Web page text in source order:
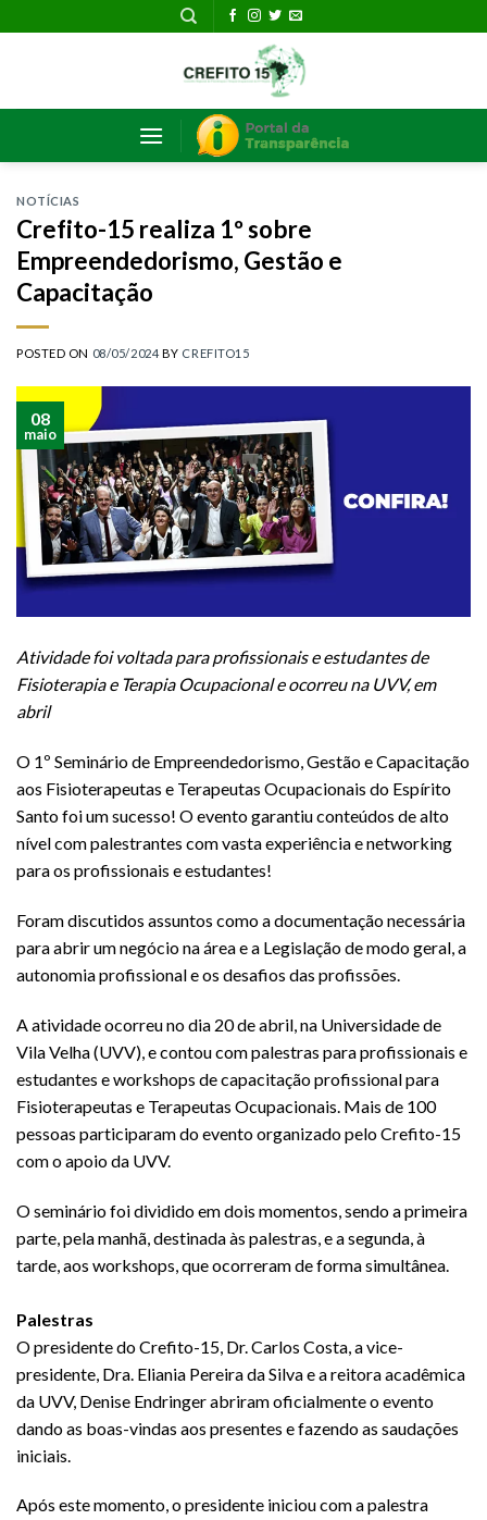
NOTÍCIAS
Crefito-15 realiza 1º sobre
Empreendedorismo, Gestão e
Capacitação
POSTED ON 08/05/2024 BY CREFITO15
08
maio
Atividade foi voltada para profissionais e estudantes de
Fisioterapia e Terapia Ocupacional e ocorreu na UVV, em
abril
O 1º Seminário de Empreendedorismo, Gestão e Capacitação
aos Fisioterapeutas e Terapeutas Ocupacionais do Espírito
Santo foi um sucesso! O evento garantiu conteúdos de alto
nível com palestrantes com vasta experiência e networking
para os profissionais e estudantes!
Foram discutidos assuntos como a documentação necessária
para abrir um negócio na área e a Legislação de modo geral, a
autonomia profissional e os desafios das profissões.
A atividade ocorreu no dia 20 de abril, na Universidade de
Vila Velha (UVV), e contou com palestras para profissionais e
estudantes e workshops de capacitação profissional para
Fisioterapeutas e Terapeutas Ocupacionais. Mais de 100
pessoas participaram do evento organizado pelo Crefito-15
com o apoio da UVV.
O seminário foi dividido em dois momentos, sendo a primeira
parte, pela manhã, destinada às palestras, e a segunda, à
tarde, aos workshops, que ocorreram de forma simultânea.
Palestras
O presidente do Crefito-15, Dr. Carlos Costa, a vice-
presidente, Dra. Eliania Pereira da Silva e a reitora acadêmica
da UVV, Denise Endringer abriram oficialmente o evento
dando as boas-vindas aos presentes e fazendo as saudações
iniciais.
Após este momento, o presidente iniciou com a palestra